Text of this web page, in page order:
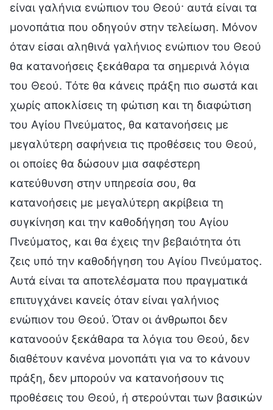
είναι γαλήνια ενώπιον του Θεού· αυτά είναι τα
μονοπάτια που οδηγούν στην τελείωση. Μόνον
όταν είσαι αληθινά γαλήνιος ενώπιον του Θεού
θα κατανοήσεις ξεκάθαρα τα σημερινά λόγια
του Θεού. Τότε θα κάνεις πράξη πιο σωστά και
χωρίς αποκλίσεις τη φώτιση και τη διαφώτιση
του Αγίου Πνεύματος, θα κατανοήσεις με
μεγαλύτερη σαφήνεια τις προθέσεις του Θεού,
οι οποίες θα δώσουν μια σαφέστερη
κατεύθυνση στην υπηρεσία σου, θα
κατανοήσεις με μεγαλύτερη ακρίβεια τη
συγκίνηση και την καθοδήγηση του Αγίου
Πνεύματος, και θα έχεις την βεβαιότητα ότι
ζεις υπό την καθοδήγηση του Αγίου Πνεύματος.
Αυτά είναι τα αποτελέσματα που πραγματικά
επιτυγχάνει κανείς όταν είναι γαλήνιος
ενώπιον του Θεού. Όταν οι άνθρωποι δεν
κατανοούν ξεκάθαρα τα λόγια του Θεού, δεν
διαθέτουν κανένα μονοπάτι για να το κάνουν
πράξη, δεν μπορούν να κατανοήσουν τις
προθέσεις του Θεού, ή στερούνται των βασικών